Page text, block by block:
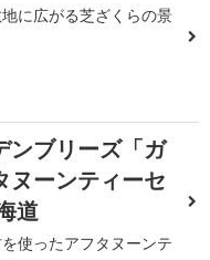
に広がる芝ざくらの景
ンブリーズ「ガ
ヌーンティーセ
道
使ったアフタヌーンテ